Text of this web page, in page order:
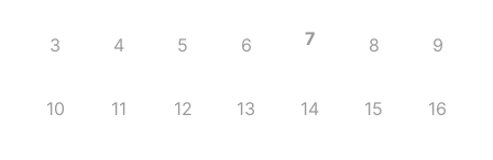
3 4 5 6 7 8 9
10 11 12 13 14 15 16